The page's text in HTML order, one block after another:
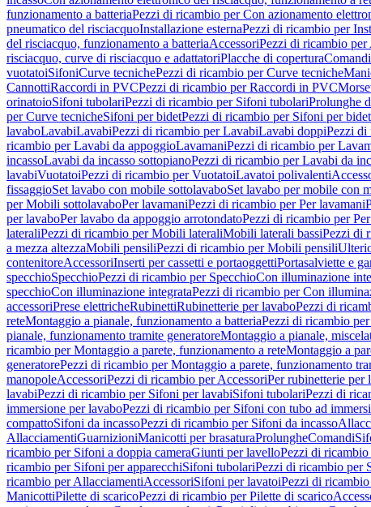
funzionamento a batteriaPezzi di ricambio per Con azionamento
pneumatico del risciacquoInstallazione esternaPezzi di ricambio per
del risciacquo, funzionamento a batteriaAccessoriPezzi di ricambio per
risciacquo, curve di risciacquo e adattatoriPlacche di copertura
vuotatoiSifoniCurve tecnichePezzi di ricambio per Curve tecniche
CannottiRaccordi in PVCPezzi di ricambio per Raccordi in PVC
orinatoioSifoni tubolariPezzi di ricambio per Sifoni tubolariProlunghe
per Curve tecnicheSifoni per bidetPezzi di ricambio per Sifoni per bidet
lavaboLavabiLavabiPezzi di ricambio per LavabiLavabi doppiPezzi di
ricambio per Lavabi da appoggioLavamaniPezzi di ricambio per
incassoLavabi da incasso sottopianoPezzi di ricambio per Lavabi da
lavabiVuotatoiPezzi di ricambio per VuotatoiLavatoi polivalenti
fissaggioSet lavabo con mobile sottolavaboSet lavabo per mobile con
per Mobili sottolavaboPer lavamaniPezzi di ricambio per Per lavamani
per lavaboPer lavabo da appoggio arrotondatoPezzi di ricambio per
lateraliPezzi di ricambio per Mobili lateraliMobili laterali bassiPezzi di
a mezza altezzaMobili pensiliPezzi di ricambio per Mobili pensili
contenitoreAccessoriInserti per cassetti e portaoggettiPortasalviette e
specchioSpecchioPezzi di ricambio per SpecchioCon illuminazione
specchioCon illuminazione integrataPezzi di ricambio per Con
accessoriPrese elettricheRubinettiRubinetterie per lavaboPezzi di
reteMontaggio a pianale, funzionamento a batteriaPezzi di ricambio
pianale, funzionamento tramite generatoreMontaggio a pianale,
ricambio per Montaggio a parete, funzionamento a reteMontaggio a
generatorePezzi di ricambio per Montaggio a parete, funzionamento
manopoleAccessoriPezzi di ricambio per AccessoriPer rubinetterie per
lavabiPezzi di ricambio per Sifoni per lavabiSifoni tubolariPezzi di
immersione per lavaboPezzi di ricambio per Sifoni con tubo ad
compattoSifoni da incassoPezzi di ricambio per Sifoni da incasso
AllacciamentiGuarnizioniManicotti per brasaturaProlungheComandi
ricambio per Sifoni a doppia cameraGiunti per lavelloPezzi di
ricambio per Sifoni per apparecchiSifoni tubolariPezzi di ricambio per
ricambio per AllacciamentiAccessoriSifoni per lavatoiPezzi di
ManicottiPilette di scaricoPezzi di ricambio per Pilette di scarico